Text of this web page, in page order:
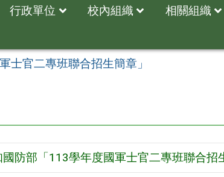
行政單位 校內組織 相關組織
士官二專班聯合招生簡章」
防部「113學年度國軍士官二專班聯合招